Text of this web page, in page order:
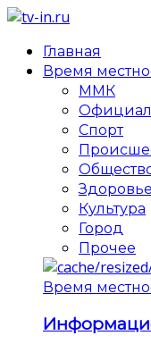
Главная
Время
ММК
Спорт
Здоровье
Культура
Город
Прочее
Время